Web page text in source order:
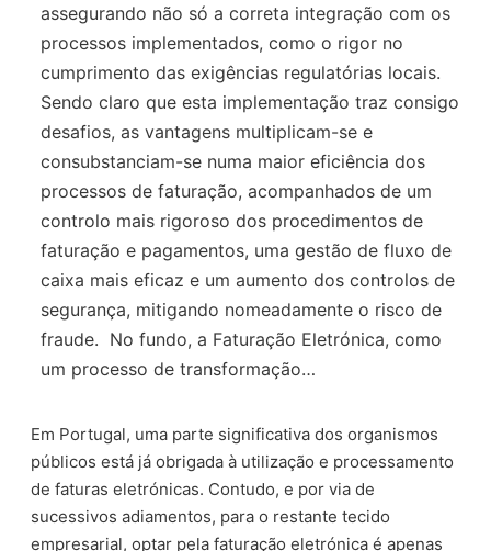
assegurando não só a correta integração com os
processos implementados, como o rigor no
cumprimento das exigências regulatórias locais.
Sendo claro que esta implementação traz consigo
desafios, as vantagens multiplicam-se e
consubstanciam-se numa maior eficiência dos
processos de faturação, acompanhados de um
controlo mais rigoroso dos procedimentos de
faturação e pagamentos, uma gestão de fluxo de
caixa mais eficaz e um aumento dos controlos de
segurança, mitigando nomeadamente o risco de
fraude. No fundo, a Faturação Eletrónica, como
um processo de transformação…
Em Portugal, uma parte significativa dos organismos
públicos está já obrigada à utilização e processamento
de faturas eletrónicas. Contudo, e por via de
sucessivos adiamentos, para o restante tecido
empresarial, optar pela faturação eletrónica é apenas